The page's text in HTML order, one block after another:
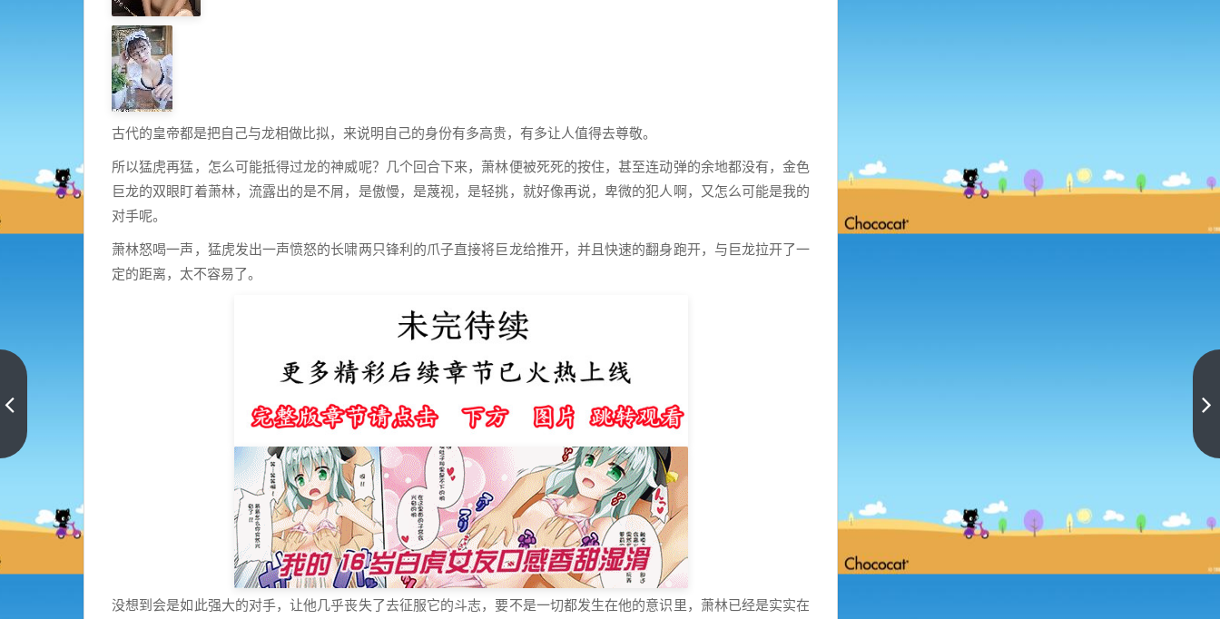
古代的皇帝都是把自己与龙相做比拟，来说明自己的身份有多高贵，有多让人值得去尊敬。
所以猛虎再猛，怎么可能抵得过龙的神威呢？几个回合下来，萧林便被死死的按住，甚至连动弹的余地都没有，金色
巨龙的双眼盯着萧林，流露出的是不屑，是傲慢，是蔑视，是轻挑，就好像再说，卑微的犯人啊，又怎么可能是我的
对手呢。
萧林怒喝一声，猛虎发出一声愤怒的长啸两只锋利的爪子直接将巨龙给推开，并且快速的翻身跑开，与巨龙拉开了一
定的距离，太不容易了。
没想到会是如此强大的对手，让他几乎丧失了去征服它的斗志，要不是一切都发生在他的意识里，萧林已经是实实在
免费
「下